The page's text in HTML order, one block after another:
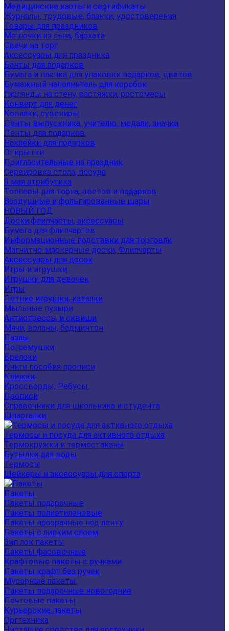
Медицинские карты и сертификаты
Журналы, трудовые, бланки, удостоверения
Товары для праздников
Мешочки из льна, бархата
Свечи на торт
Аксессуары для праздника
Банты для подарков
Бумага и пленка для упаковки подарков, цветов
Бумажный наполнитель для коробок
Гирлянды на стену, растяжки, ростомеры
Конверт для денег
Копилки, сувениры
Ленты выпускника, учителю, медали, значки
Ленты для подарков
Наклейки для подарков
Открытки
Пригласительные на праздник
Сервировка стола, посуда
9 мая атрибутика
Топперы для торта, цветов и подарков
Воздушные и фольгированные шары
НОВЫЙ ГОД
Доски,флипчарты, аксессуары
Бумага для флипчартов
Информационные подставки для торговли
Магнитно-маркерные доски, Флипчарты
Аксессуары для досок
Игры и игрушки
Игрушки для девочек
Игры
Летние игрушки, каталки
Мыльные пузыри
Антистрессы и сквиши
Мячи, воланы, бадминтон
Пазлы
Погремушки
Брелоки
Книги пособия прописи
Книжки
Кроссворды, Ребусы.
Прописи
Справочники для школьника и студента
Шпаргалки
Термосы и посуда для активного отдыха
Термокружки и термостаканы
Бутылки для воды
Термосы
Шейкеры и аксессуары для спорта
Пакеты
Пакеты подарочные
Пакеты полиэтиленовые
Пакеты прозрачные под ленту
Пакеты с липким слоем
Зип лок пакеты
Пакеты фасовочные
Крафтовые пакеты с ручками
Пакеты крафт без ручек
Мусорные пакеты
Пакеты подарочные новогодние
Почтовые пакеты
Курьерские пакеты
Оргтехника